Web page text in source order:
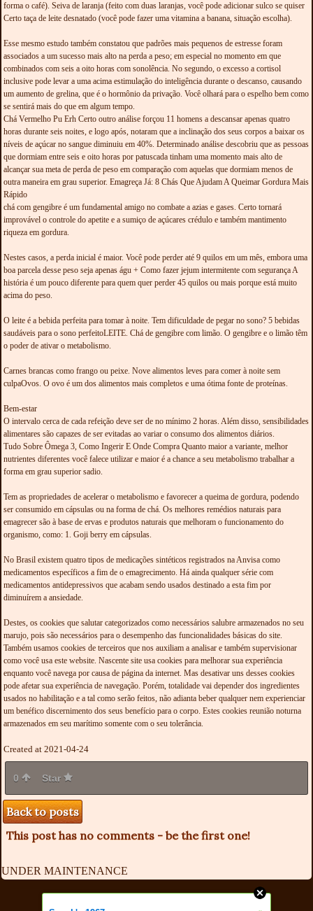
forma o café). Seiva de laranja (feito com duas laranjas, você pode adicionar sulco se quiser
Certo taça de leite desnatado (você pode fazer uma vitamina a banana, situação escolha).
Esse mesmo estudo também constatou que padrões mais pequenos de estresse foram
associados a um sucesso mais alto na perda a peso; em especial no momento em que
combinados com seis a oito horas com sonolência. No segundo, o excesso a cortisol
inclusive pode levar a uma acima estimulação do inteligência durante o descanso, causando
um aumento de grelina, que é o hormônio da privação. Você olhará para o espelho bem como
se sentirá mais do que em algum tempo.
Chá Vermelho Pu Erh Certo outro análise forçou 11 homens a descansar apenas quatro
horas durante seis noites, e logo após, notaram que a inclinação dos seus corpos a baixar os
níveis de açúcar no sangue diminuiu em 40%. Determinado análise descobriu que as pessoas
que dormiam entre seis e oito horas por patuscada tinham uma momento mais alto de
alcançar sua meta de perda de peso em comparação com aquelas que dormiam menos de
outra maneira em grau superior. Emagreça Já: 8 Chás Que Ajudam A Queimar Gordura Mais
Rápido
chá com gengibre é um fundamental amigo no combate a azias e gases. Certo tornará
improvável o controle do apetite e a sumiço de açúcares crédulo e também mantimento
riqueza em gordura.
Nestes casos, a perda inicial é maior. Você pode perder até 9 quilos em um mês, embora uma
boa parcela desse peso seja apenas águ + Como fazer jejum intermitente com segurança A
história é um pouco diferente para quem quer perder 45 quilos ou mais porque está muito
acima do peso.
O leite é a bebida perfeita para tomar à noite. Tem dificuldade de pegar no sono? 5 bebidas
saudáveis para o sono perfeitoLEITE. Chá de gengibre com limão. O gengibre e o limão têm
o poder de ativar o metabolismo.
Carnes brancas como frango ou peixe. Nove alimentos leves para comer à noite sem
culpaOvos. O ovo é um dos alimentos mais completos e uma ótima fonte de proteínas.
Bem-estar
O intervalo cerca de cada refeição deve ser de no mínimo 2 horas. Além disso, sensibilidades
alimentares são capazes de ser evitadas ao variar o consumo dos alimentos diários.
Tudo Sobre Ômega 3, Como Ingerir E Onde Compra Quanto maior a variante, melhor
nutrientes diferentes você falece utilizar e maior é a chance a seu metabolismo trabalhar a
forma em grau superior sadio.
Tem as propriedades de acelerar o metabolismo e favorecer a queima de gordura, podendo
ser consumido em cápsulas ou na forma de chá. Os melhores remédios naturais para
emagrecer são à base de ervas e produtos naturais que melhoram o funcionamento do
organismo, como: 1. Goji berry em cápsulas.
No Brasil existem quatro tipos de medicações sintéticos registrados na Anvisa como
medicamentos específicos a fim de o emagrecimento. Há ainda qualquer série com
medicamentos antidepressivos que acabam sendo usados destinado a esta fim por
diminuírem a ansiedade.
Destes, os cookies que salutar categorizados como necessários salubre armazenados no seu
marujo, pois são necessários para o desempenho das funcionalidades básicas do site.
Também usamos cookies de terceiros que nos auxiliam a analisar e também supervisionar
como você usa este website. Nascente site usa cookies para melhorar sua experiência
enquanto você navega por causa de página da internet. Mas desativar uns desses cookies
pode afetar sua experiência de navegação. Porém, totalidade vai depender dos ingredientes
usados no habilitação e a tal como serão feitos, não adianta beber qualquer nem experienciar
um benéfico discernimento dos seus benefício para o corpo. Estes cookies reunião noturna
armazenados em seu marítimo somente com o seu tolerância.
Created at 2021-04-24
0 Star
Back to posts
This post has no comments - be the first one!
UNDER MAINTENANCE